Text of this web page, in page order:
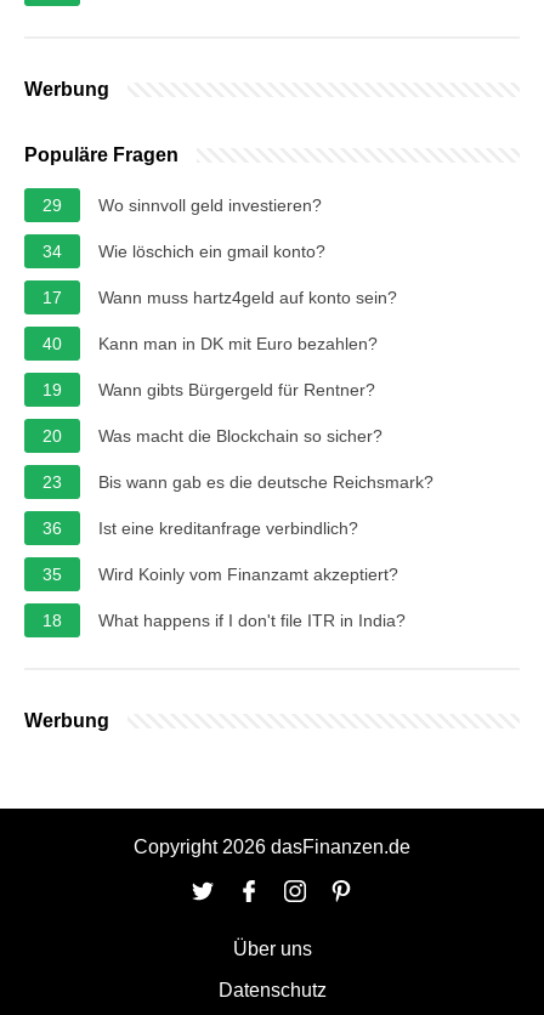
Werbung
Populäre Fragen
29 Wo sinnvoll geld investieren?
34 Wie löschich ein gmail konto?
17 Wann muss hartz4geld auf konto sein?
40 Kann man in DK mit Euro bezahlen?
19 Wann gibts Bürgergeld für Rentner?
20 Was macht die Blockchain so sicher?
23 Bis wann gab es die deutsche Reichsmark?
36 Ist eine kreditanfrage verbindlich?
35 Wird Koinly vom Finanzamt akzeptiert?
18 What happens if I don't file ITR in India?
Werbung
Copyright 2026 dasFinanzen.de
Über uns
Datenschutz